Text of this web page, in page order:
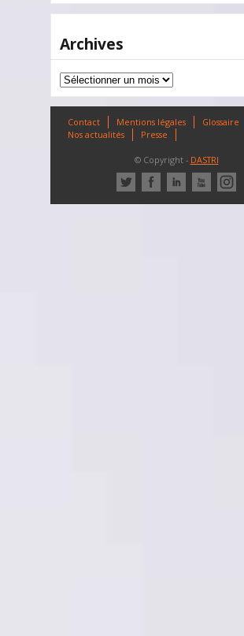
Archives
Archives
Contact Mentions légales
Glossaire
Nos actualités
Presse
© Copyright - DASTRI